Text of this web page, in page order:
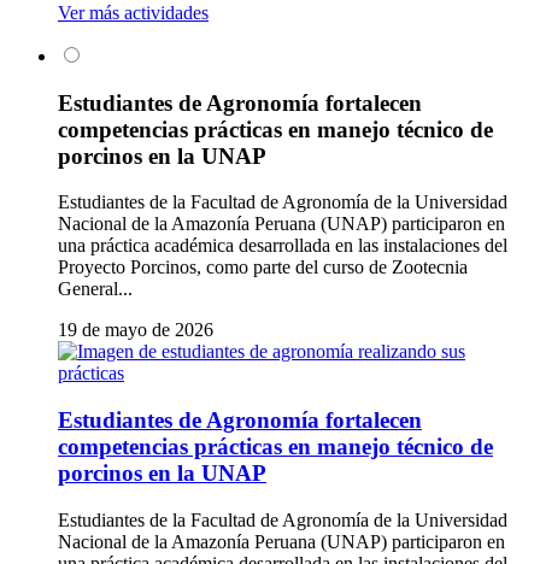
Ver más actividades
Estudiantes de Agronomía fortalecen
competencias prácticas en manejo técnico de
porcinos en la UNAP
Estudiantes de la Facultad de Agronomía de la Universidad
Nacional de la Amazonía Peruana (UNAP) participaron en
una práctica académica desarrollada en las instalaciones del
Proyecto Porcinos, como parte del curso de Zootecnia
General...
19 de mayo de 2026
Estudiantes de Agronomía fortalecen
competencias prácticas en manejo técnico de
porcinos en la UNAP
Estudiantes de la Facultad de Agronomía de la Universidad
Nacional de la Amazonía Peruana (UNAP) participaron en